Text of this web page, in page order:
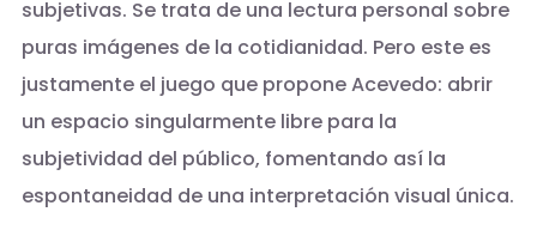
subjetivas. Se trata de una lectura personal sobre
puras imágenes de la cotidianidad. Pero este es
justamente el juego que propone Acevedo: abrir
un espacio singularmente libre para la
subjetividad del público, fomentando así la
espontaneidad de una interpretación visual única.